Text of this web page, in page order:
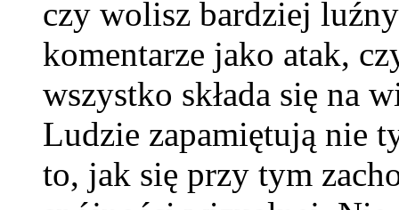
czy wolisz bardziej
komentarze jako atak,
wszystko składa się na
Ludzie zapamiętują nie
to, jak się przy tym